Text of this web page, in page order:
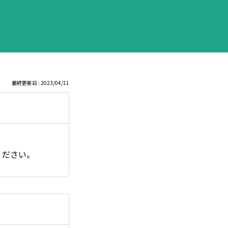
最終更新日 : 2023/04/11
さい。